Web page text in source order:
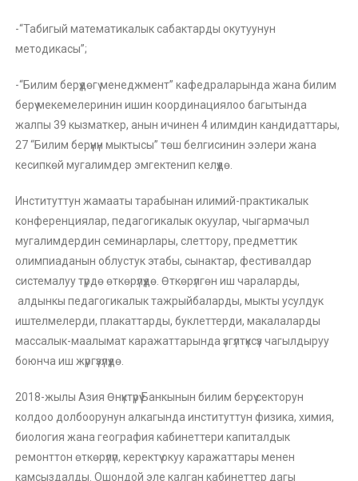
-“Табигый математикалык сабактарды окутуунун
методикасы”;
-“Билим берүүдөгү менеджмент” кафедраларында жана билим
берүү мекемелеринин ишин координациялоо багытында
жалпы 39 кызматкер, анын ичинен 4 илимдин кандидаттары,
27 “Билим берүүнүн мыктысы” төш белгисинин ээлери жана
кесипкөй мугалимдер эмгектенип келүүдө.
Институттун жамааты тарабынан илимий-практикалык
конференциялар, педагогикалык окуулар, чыгармачыл
мугалимдердин семинарлары, слеттору, предметтик
олимпиаданын облустук этабы, сынактар, фестивалдар
системалуу түрдө өткөрүлүүдө. Өткөрүлгөн иш чараларды,
алдынкы педагогикалык тажрыйбаларды, мыкты усулдук
иштелмелерди, плакаттарды, буклеттерди, макалаларды
массалык-маалымат каражаттарында үзгүлтүксүз чагылдыруу
боюнча иш жүргүзүлүүдө.
2018-жылы Азия Өнүктүрүү Банкынын билим берүү секторун
колдоо долбоорунун алкагында институттун физика, химия,
биология жана география кабинеттери капиталдык
ремонттон өткөрүлүп, керектүү окуу каражаттары менен
камсыздалды. Ошондой эле калган кабинеттер дагы